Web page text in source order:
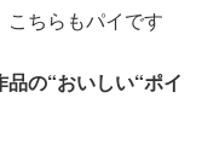
こちらもパイです
品の“おいしい“ポイ